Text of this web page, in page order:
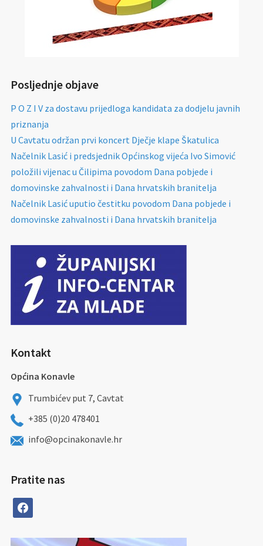
Posljednje objave
P O Z I V za dostavu prijedloga kandidata za dodjelu javnih
priznanja
U Cavtatu održan prvi koncert Dječje klape Škatulica
Načelnik Lasić i predsjednik Općinskog vijeća Ivo Simović
položili vijenac u Čilipima povodom Dana pobjede i
domovinske zahvalnosti i Dana hrvatskih branitelja
Načelnik Lasić uputio čestitku povodom Dana pobjede i
domovinske zahvalnosti i Dana hrvatskih branitelja
Kontakt
Općina Konavle
Trumbićev put 7, Cavtat
+385 (0)20 478401
info@opcinakonavle.hr
Pratite nas
facebook